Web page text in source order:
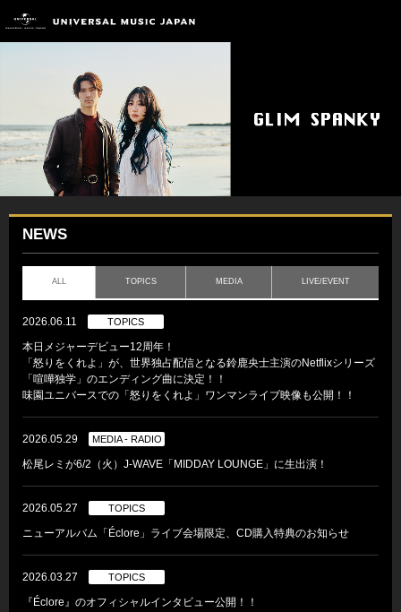
NEWS
ALL TOPICS MEDIA LIVE/EVENT
2026.06.11 TOPICS
本日メジャーデビュー12周年！
「怒りをくれよ」が、世界独占配信となる鈴鹿央士主演のNetflixシリーズ
「喧嘩独学」のエンディング曲に決定！！
味園ユニバースでの「怒りをくれよ」ワンマンライブ映像も公開！！
2026.05.29 MEDIA - RADIO
松尾レミが6/2（火）J-WAVE「MIDDAY LOUNGE」に生出演！
2026.05.27 TOPICS
ニューアルバム「Éclore」ライブ会場限定、CD購入特典のお知らせ
2026.03.27 TOPICS
『Éclore』のオフィシャルインタビュー公開！！